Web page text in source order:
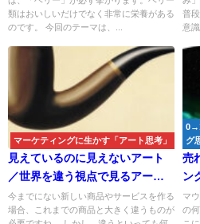
類はおいしいだけでなく非常に栄養がある
のです。 今回のテーマは、...
普
意
マーケティングに生かす「アート思考」
見えているのに見えないアート
／世界を違う視点で見るアート
思考
今までにない新しい商品やサービスを作る
場合、これまでの商品と大きく違うものが
グ
売
ン
マ
の